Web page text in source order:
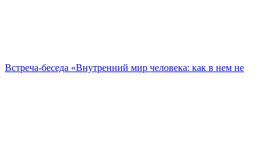
Встреча-беседа «Внутренний мир человека: как в нем не